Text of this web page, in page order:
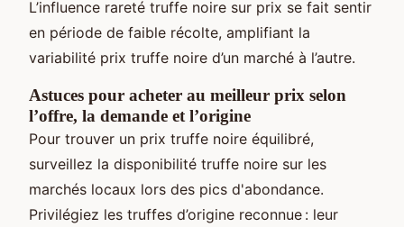
L’influence rareté truffe noire sur prix se fait sentir
en période de faible récolte, amplifiant la
variabilité prix truffe noire d’un marché à l’autre.
Astuces pour acheter au meilleur prix selon
l’offre, la demande et l’origine
Pour trouver un prix truffe noire équilibré,
surveillez la disponibilité truffe noire sur les
marchés locaux lors des pics d'abondance.
Privilégiez les truffes d’origine reconnue : leur